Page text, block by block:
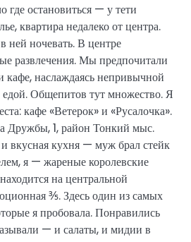
где остановиться — у тети
квартира недалеко от центра.
ней ночевать. В центре
развлечения. Мы предпочитали
кафе, наслаждаясь непривычной
Общепитов тут множество. Я
кафе «Ветерок» и «Русалочка».
Дружбы, 1, район Тонкий мыс.
вкусная кухня — муж брал стейк
я — жареные королевские
на центральной
⅗. Здесь один из самых
я пробовала. Понравились
— и салаты, и мидии в